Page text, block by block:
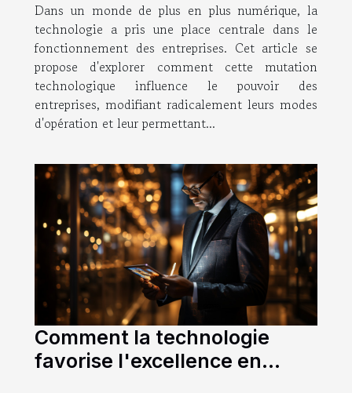
Dans un monde de plus en plus numérique, la
technologie a pris une place centrale dans le
fonctionnement des entreprises. Cet article se
propose d'explorer comment cette mutation
technologique influence le pouvoir des
entreprises, modifiant radicalement leurs modes
d'opération et leur permettant...
Comment la technologie
favorise l'excellence en